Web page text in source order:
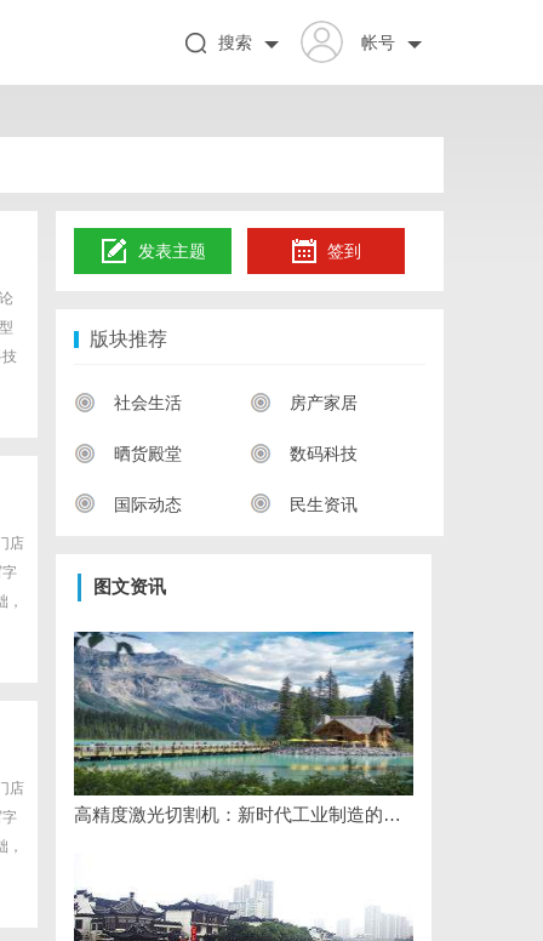
帐号
搜索
店
，
店
，
发表主题 签到
版块推荐
社会生活 房产家居
晒货殿堂 数码科技
国际动态 民生资讯
图文资讯
高精度激光切割机：新时代工业制造的革命者